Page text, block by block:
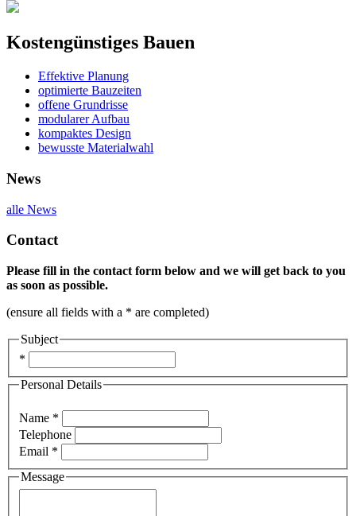
Kostengünstiges Bauen
Effektive Planung
optimierte Bauzeiten
offene Grundrisse
modularer Aufbau
kompaktes Design
bewusste Materialwahl
News
alle News
Contact
Please fill in the contact form below and we will get back to you
as soon as possible.
(ensure all fields with a * are completed)
Subject
*
Personal Details
Name *
Telephone
Email *
Message